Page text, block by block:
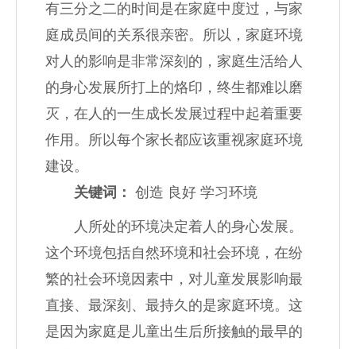
有三分之二的时间是在家庭中度过，与家
庭成员间的关系很亲密。所以，家庭环境
对人的影响是非常深刻的，家庭生活给人
的身心发展所打上的烙印，终生都难以磨
灭，在人的一生成长发展过程中起着重要
作用。所以每个家长都应该重视家庭环境
建设。
关键词： 创造 良好 学习环境
人所处的环境决定着人的身心发展。
这个环境包括自然环境和社会环境，在纷
繁的社会环境因素中，对儿童发展影响最
直接、最深刻、最持久的是家庭环境。这
是因为家庭是儿童出生后所接触的最早的